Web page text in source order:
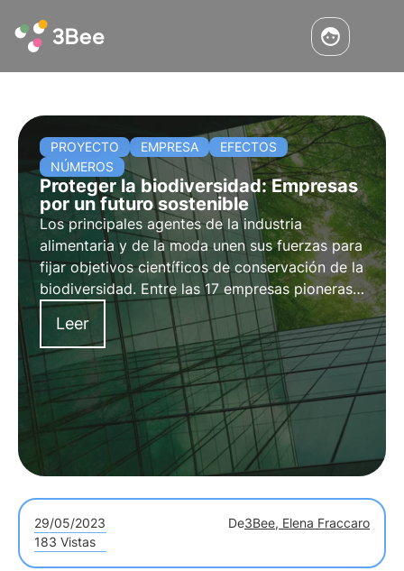
PROYECTO EMPRESA
EFECTOS
NÚMEROS
Proteger la biodiversidad: Empresas
por un futuro sostenible
Los principales agentes de la industria
alimentaria y de la moda unen sus fuerzas para
fijar objetivos científicos de conservación de la
biodiversidad. Entre las 17 empresas pioneras
que impulsan esta iniciativa piloto figuran
H&M, Kering, LVMH y Nestlé.
Leer
29/05/2023 De3Bee, Elena Fraccaro
183 Vistas